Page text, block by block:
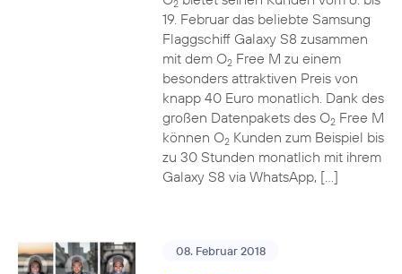
2
19. Februar das beliebte Samsung
Flaggschiff Galaxy S8 zusammen
mit dem O2Free M zu einem
besonders attraktiven Preis von
knapp 40 Euro monatlich. Dank des
großen Datenpakets des O2Free M
können O2Kunden zum Beispiel bis
zu 30 Stunden monatlich mit ihrem
Galaxy S8 via WhatsApp, […]
08. Februar 2018